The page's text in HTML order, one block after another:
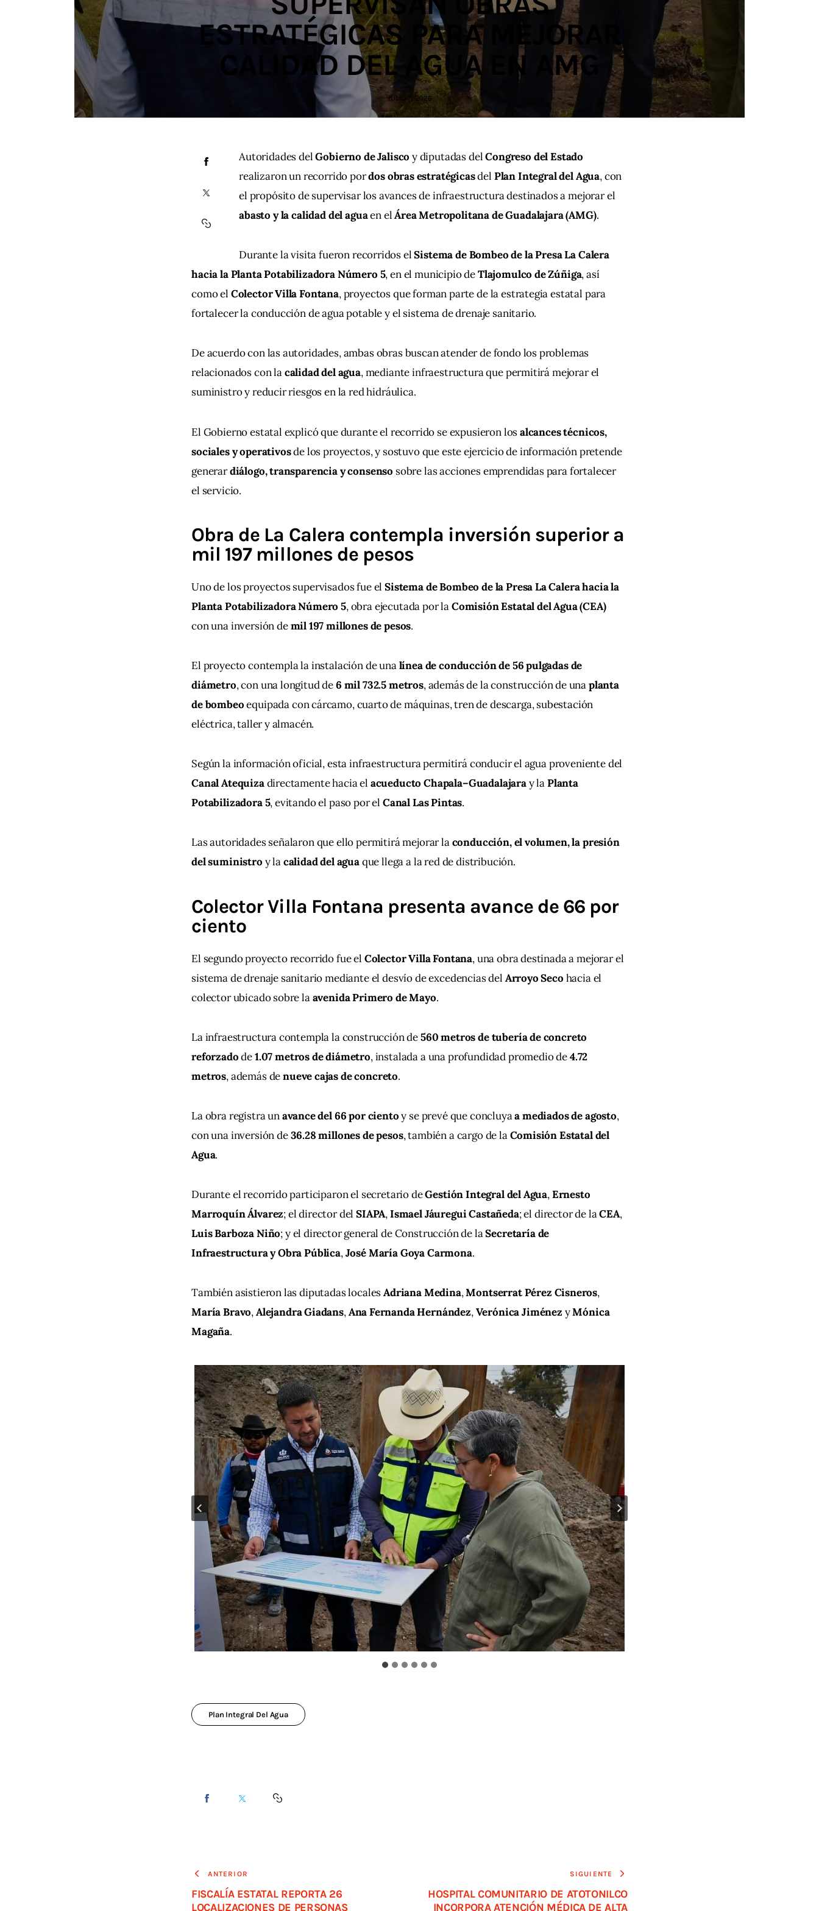
ESTRATÉGICAS PARA MEJORAR
CALIDAD DEL AGUA EN AMG
JULIO 7, 2026
Autoridades del Gobierno de Jalisco y diputadas del Congreso del Estado
realizaron un recorrido por dos obras estratégicas del Plan Integral del Agua, con
el propósito de supervisar los avances de infraestructura destinados a mejorar el
abasto y la calidad del agua en el Área Metropolitana de Guadalajara (AMG).
Durante la visita fueron recorridos el Sistema de Bombeo de la Presa La Calera
hacia la Planta Potabilizadora Número 5, en el municipio de Tlajomulco de Zúñiga, así
como el Colector Villa Fontana, proyectos que forman parte de la estrategia estatal para
fortalecer la conducción de agua potable y el sistema de drenaje sanitario.
De acuerdo con las autoridades, ambas obras buscan atender de fondo los problemas
relacionados con la calidad del agua, mediante infraestructura que permitirá mejorar el
suministro y reducir riesgos en la red hidráulica.
El Gobierno estatal explicó que durante el recorrido se expusieron los alcances técnicos,
sociales y operativos de los proyectos, y sostuvo que este ejercicio de información pretende
generar diálogo, transparencia y consenso sobre las acciones emprendidas para fortalecer
el servicio.
Obra de La Calera contempla inversión superior a
mil 197 millones de pesos
Uno de los proyectos supervisados fue el Sistema de Bombeo de la Presa La Calera hacia la
Planta Potabilizadora Número 5, obra ejecutada por la Comisión Estatal del Agua (CEA)
con una inversión de mil 197 millones de pesos.
El proyecto contempla la instalación de una línea de conducción de 56 pulgadas de
diámetro, con una longitud de 6 mil 732.5 metros, además de la construcción de una planta
de bombeo equipada con cárcamo, cuarto de máquinas, tren de descarga, subestación
eléctrica, taller y almacén.
Según la información oficial, esta infraestructura permitirá conducir el agua proveniente del
Canal Atequiza directamente hacia el acueducto Chapala–Guadalajara y la Planta
Potabilizadora 5, evitando el paso por el Canal Las Pintas.
Las autoridades señalaron que ello permitirá mejorar la conducción, el volumen, la presión
del suministro y la calidad del agua que llega a la red de distribución.
Colector Villa Fontana presenta avance de 66 por
ciento
El segundo proyecto recorrido fue el Colector Villa Fontana, una obra destinada a mejorar el
sistema de drenaje sanitario mediante el desvío de excedencias del Arroyo Seco hacia el
colector ubicado sobre la avenida Primero de Mayo.
La infraestructura contempla la construcción de 560 metros de tubería de concreto
reforzado de 1.07 metros de diámetro, instalada a una profundidad promedio de 4.72
metros, además de nueve cajas de concreto.
La obra registra un avance del 66 por ciento y se prevé que concluya a mediados de agosto,
con una inversión de 36.28 millones de pesos, también a cargo de la Comisión Estatal del
Agua.
Durante el recorrido participaron el secretario de Gestión Integral del Agua, Ernesto
Marroquín Álvarez; el director del SIAPA, Ismael Jáuregui Castañeda; el director de la CEA,
Luis Barboza Niño; y el director general de Construcción de la Secretaría de
Infraestructura y Obra Pública, José María Goya Carmona.
También asistieron las diputadas locales Adriana Medina, Montserrat Pérez Cisneros,
María Bravo, Alejandra Giadans, Ana Fernanda Hernández, Verónica Jiménez y Mónica
Magaña.
Plan Integral Del Agua
ANTERIOR
FISCALÍA ESTATAL REPORTA 26
LOCALIZACIONES DE PERSONAS
SIGUIENTE
HOSPITAL COMUNITARIO DE ATOTONILCO
INCORPORA ATENCIÓN MÉDICA DE ALTA